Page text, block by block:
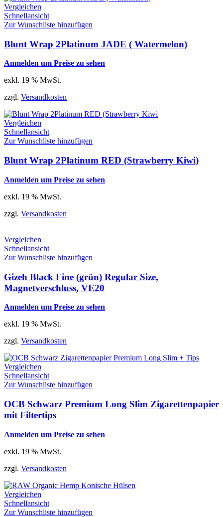
Vergleichen
Schnellansicht
Zur Wunschliste hinzufügen
Blunt Wrap 2Platinum JADE ( Watermelon)
Anmelden um Preise zu sehen
exkl. 19 % MwSt.
zzgl. Versandkosten
Vergleichen
Schnellansicht
Zur Wunschliste hinzufügen
Blunt Wrap 2Platinum RED (Strawberry Kiwi)
Anmelden um Preise zu sehen
exkl. 19 % MwSt.
zzgl. Versandkosten
Vergleichen
Schnellansicht
Zur Wunschliste hinzufügen
Gizeh Black Fine (grün) Regular Size,
Magnetverschluss, VE20
Anmelden um Preise zu sehen
exkl. 19 % MwSt.
zzgl. Versandkosten
Vergleichen
Schnellansicht
Zur Wunschliste hinzufügen
OCB Schwarz Premium Long Slim Zigarettenpapier
mit Filtertips
Anmelden um Preise zu sehen
exkl. 19 % MwSt.
zzgl. Versandkosten
Vergleichen
Schnellansicht
Zur Wunschliste hinzufügen